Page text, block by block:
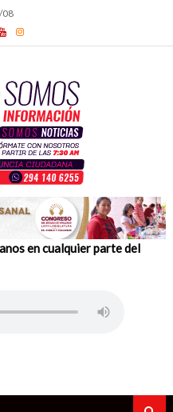
08
en cualquier parte del